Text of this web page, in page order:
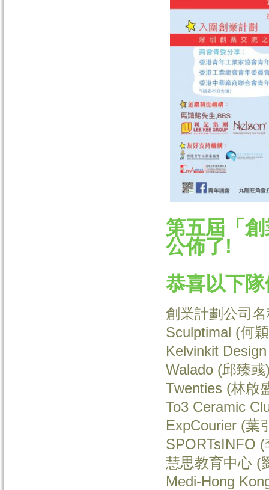
第五屆「
公佈了!
恭喜以下
創業計劃公司
Sculptimal (何
Kelvinkit
Walado (邱臻彧
Twenties (林啟
To3 Ceramic
ExpCourier (葉
SPORTsINFO
慧思教育中心 (
Medi-Hong